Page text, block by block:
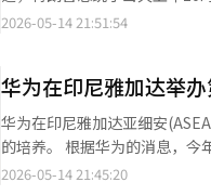
这相当于韩国国内生产总值（GDP）的几
三星电子的股票。 投资韩国股票的渠道也在不断扩大。美国互联网券商Interactive Brokers于7日开始提供韩国交易
所上市股票的交易服务。此前
多的选择，可以直接投资个别韩国股票。 美国和日本股市的优势凸显 这种趋势与美
马尔克斯表示：“即使相信人
数在13日创下历史新高，预期
置了供沟通使用的座位和桌子。 为了营造一个舒适的环境，1层至3层之间的中庭（天花板采用玻璃等材料大开）被
个和谐的室内景观，让员工可以在此稍作休息。 为了实现成为以人为本的
层设立了机器人站，创造了员
e Gardener）’，配送机器人
设计总监亚历山德拉·维列加
间，但现代汽车集团从一开始
无动于衷。这种情况确实让人感到气氛
混乱并不无关系。房地产政策
机时，往往会展现出惊人的凝
支持者的积极性也不容小觑。
是意味着真正的斗争开始了。 然而，吴世勋候选人也有明显的优势，那就是“验证”。郑元午候选人尚未在全体首尔
选民中得到充分验证。选举临近
午在城东区有行政经验，但他
民解放军仪仗队。 随后，特朗普总统与习近平主席在人民大会堂举行了正常会谈，并计划参加习近平主席于当晚6时
2026-05-14 21:51:54
华为在印尼雅加达举
华为在印尼雅加达亚细安
的培养。 根据华为的消息，今年的比赛吸引了来自包括韩国在内的14个国家和地区的8600多名学生参与。学生们在
云计算、网络和计算轨道的实
2026-05-14 21:45:20